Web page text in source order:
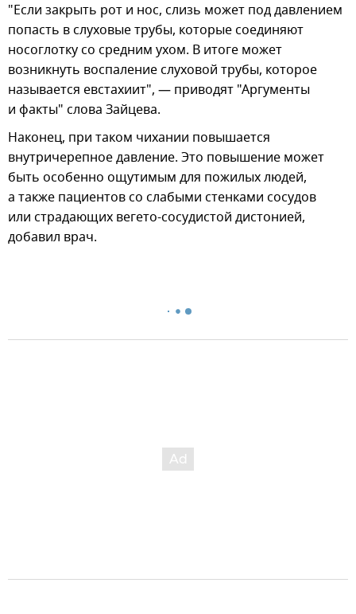
"Если закрыть рот и нос, слизь может под давлением
попасть в слуховые трубы, которые соединяют
носоглотку со средним ухом. В итоге может
возникнуть воспаление слуховой трубы, которое
называется евстахиит", — приводят "Аргументы
и факты" слова Зайцева.
Наконец, при таком чихании повышается
внутричерепное давление. Это повышение может
быть особенно ощутимым для пожилых людей,
а также пациентов со слабыми стенками сосудов
или страдающих вегето-сосудистой дистонией,
добавил врач.